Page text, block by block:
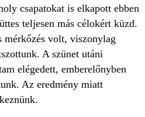
csapatokat is elkapott ebben
teljesen más célokért küzd.
mérkőzés volt, viszonylag
A szünet utáni
elégedett, emberelőnyben
Az eredmény miatt